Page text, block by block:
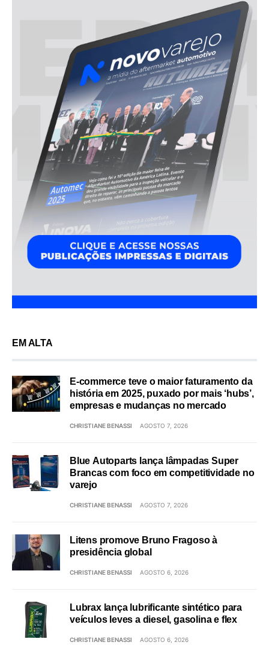
EM ALTA
E-commerce teve o maior faturamento da
história em 2025, puxado por mais ‘hubs’,
empresas e mudanças no mercado
CHRISTIANE BENASSI AGOSTO 7, 2026
Blue Autoparts lança lâmpadas Super
Brancas com foco em competitividade no
varejo
CHRISTIANE BENASSI AGOSTO 7, 2026
Litens promove Bruno Fragoso à
presidência global
CHRISTIANE BENASSI AGOSTO 6, 2026
Lubrax lança lubrificante sintético para
veículos leves a diesel, gasolina e flex
CHRISTIANE BENASSI AGOSTO 6, 2026